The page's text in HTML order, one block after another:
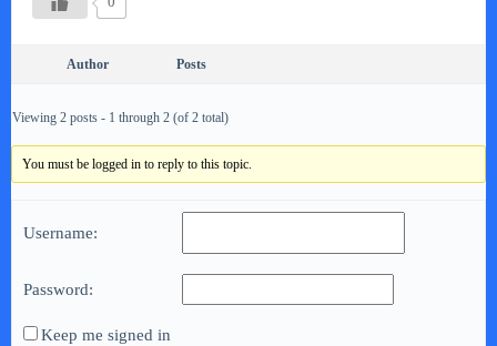
Author Posts
Viewing 2 posts - 1 through 2 (of 2 total)
You must be logged in to reply to this topic.
Username:
Password:
Keep me signed in